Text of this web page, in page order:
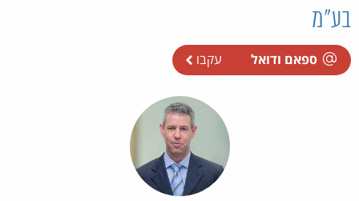
בע"מ
ספאם ודואל עקבו